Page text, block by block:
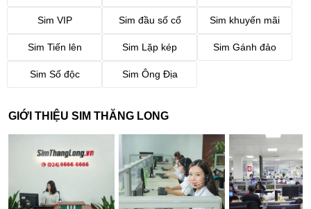
Sim VIP Sim đầu số cổ Sim khuyến mãi
Sim Tiến lên Sim Lặp kép Sim Gánh đảo
Sim Số độc Sim Ông Địa
GIỚI THIỆU SIM THĂNG LONG